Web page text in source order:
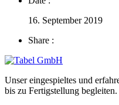
16. September 2019
Share :
Unser eingespieltes und
bis zu Fertigstellung begleiten.